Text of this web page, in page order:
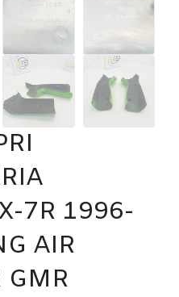
7R 1996-
AIR
GMR